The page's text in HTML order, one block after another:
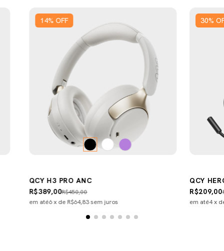
14% OFF
QCY H3 PRO ANC
R$450,00
R$389,00
em até6x de R$64,83sem juros
30%
QCY
R$209,00
em até4x